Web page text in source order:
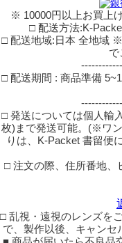
※ 10000円以上お買上
□ 配送方法:K-
□ 配送地域:日本 全地域
で
□ 配送期間 : 商品準備
□ 発送については個人輸
枚)まで発送可能。(※ワ
りは、K-Packet 書留便
□ 注文の際、住所番地、
□ 乱視・遠視のレンズを
で、製作以後、キャンセ